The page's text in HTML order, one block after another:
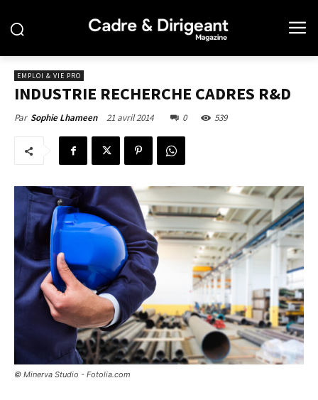
EMPLOI & VIE PRO
INDUSTRIE RECHERCHE CADRES R&D
Par Sophie Lhameen 21 avril 2014 0 539
© Minerva Studio - Fotolia.com